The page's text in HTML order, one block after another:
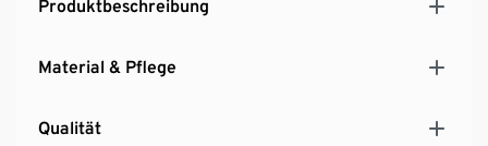
Produktbeschreibung
Material & Pflege
Qualität